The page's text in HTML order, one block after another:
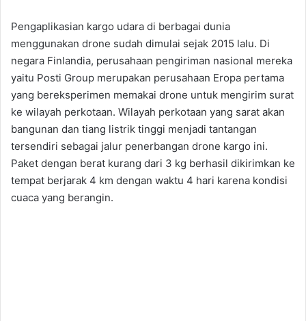
Pengaplikasian kargo udara di berbagai dunia
menggunakan drone sudah dimulai sejak 2015 lalu. Di
negara Finlandia, perusahaan pengiriman nasional mereka
yaitu Posti Group merupakan perusahaan Eropa pertama
yang bereksperimen memakai drone untuk mengirim surat
ke wilayah perkotaan. Wilayah perkotaan yang sarat akan
bangunan dan tiang listrik tinggi menjadi tantangan
tersendiri sebagai jalur penerbangan drone kargo ini.
Paket dengan berat kurang dari 3 kg berhasil dikirimkan ke
tempat berjarak 4 km dengan waktu 4 hari karena kondisi
cuaca yang berangin.